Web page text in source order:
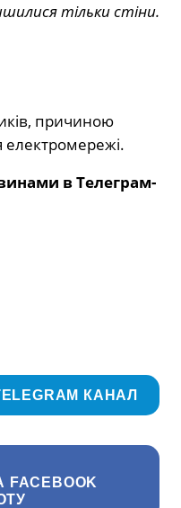
тільки стіни.
причиною
в Телеграм-
КАНАЛ